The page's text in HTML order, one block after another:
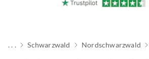
. . . Schwarzwald Nordschwarzwald